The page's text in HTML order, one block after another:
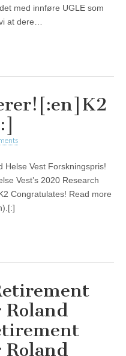
med innføre UGLE som
at dere…
Helse Vest Forskningspris!
Vest’s 2020 Research
Congratulates! Read more